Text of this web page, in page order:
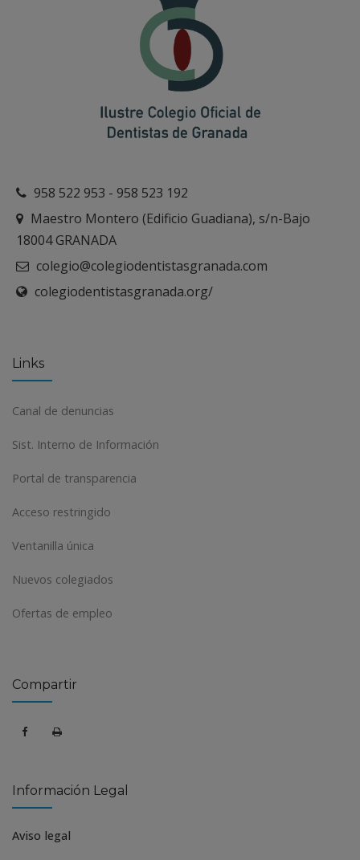
958 522 953 - 958 523 192
Maestro Montero (Edificio Guadiana), s/n-Bajo
18004 GRANADA
colegio@colegiodentistasgranada.com
colegiodentistasgranada.org/
Links
Canal de denuncias
Sist. Interno de Información
Portal de transparencia
Acceso restringido
Ventanilla única
Nuevos colegiados
Ofertas de empleo
Compartir
Información Legal
Aviso legal